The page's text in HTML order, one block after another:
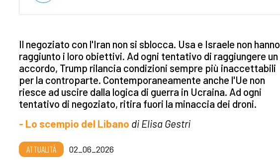
Il negoziato con l'Iran non si sblocca. Usa e Israele non hanno
raggiunto i loro obiettivi. Ad ogni tentativo di raggiungere un
accordo, Trump rilancia condizioni sempre più inaccettabili
per la controparte. Contemporaneamente anche l'Ue non
riesce ad uscire dalla logica di guerra in Ucraina. Ad ogni
tentativo di negoziato, ritira fuori la minaccia dei droni.
- Lo scempio del Libano di Elisa Gestri
ATTUALITÀ 02_06_2026